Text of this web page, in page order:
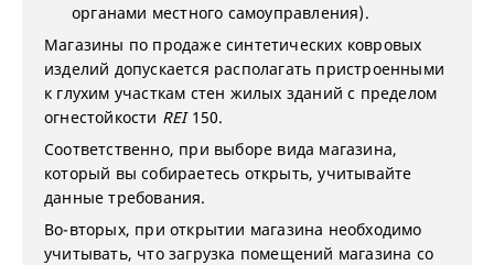
органами местного самоуправления).
Магазины по продаже синтетических ковровых
изделий допускается располагать пристроенными
к глухим участкам стен жилых зданий с пределом
огнестойкости REI150.
Соответственно, при выборе вида магазина,
который вы собираетесь открыть, учитывайте
данные требования.
Во-вторых, при открытии магазина необходимо
учитывать, что загрузка помещений магазина со